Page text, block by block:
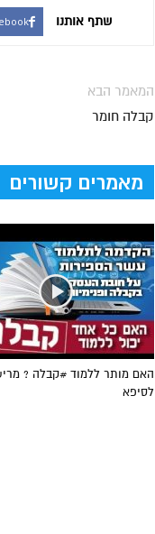
שתף אותנו
המאמר הבא
קבלה חומר
מאמרים קשורים
האם מותר ללמוד #קבלה ?
לסיפא